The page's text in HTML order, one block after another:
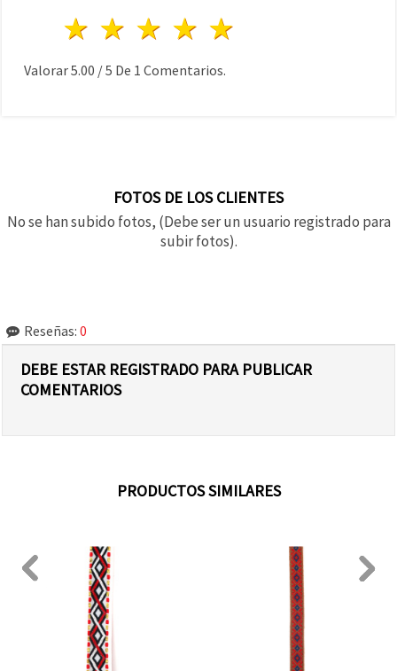
4 estrellas
3 estrellas
2 estrellas
1 estrella
Valorar5.00 /5 De 1 Comentarios.
FOTOS DE LOS CLIENTES
No se han subido fotos, (Debe ser un usuario registrado para
subir fotos).
Reseñas: 0
DEBE ESTAR REGISTRADO PARA PUBLICAR
COMENTARIOS
PRODUCTOS SIMILARES